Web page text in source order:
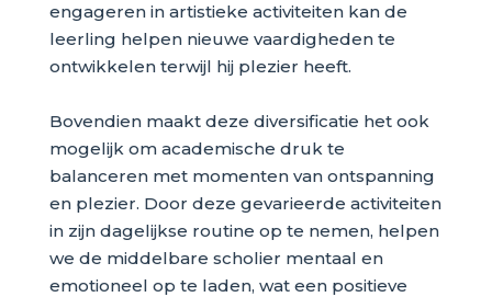
engageren in artistieke activiteiten kan de
leerling helpen nieuwe vaardigheden te
ontwikkelen terwijl hij plezier heeft.
Bovendien maakt deze diversificatie het ook
mogelijk om academische druk te
balanceren met momenten van ontspanning
en plezier. Door deze gevarieerde activiteiten
in zijn dagelijkse routine op te nemen, helpen
we de middelbare scholier mentaal en
emotioneel op te laden, wat een positieve